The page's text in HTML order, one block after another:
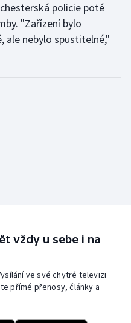
policie poté
"Zařízení bylo
ale nebylo spustitelné,"
vždy u sebe i na
ve své chytré televizi
přímé přenosy, články a